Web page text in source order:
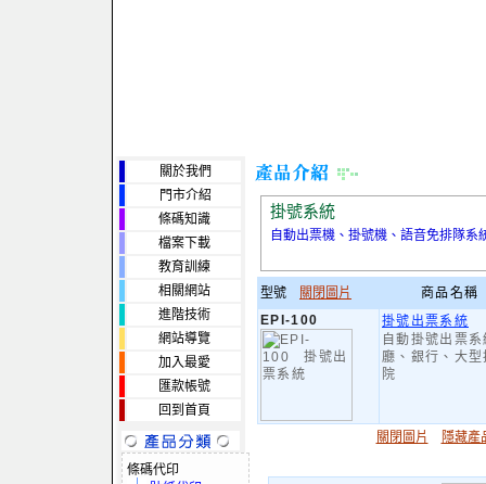
關於我們
門市介紹
條碼知識
檔案下載
教育訓練
相關網站
進階技術
網站導覽
加入最愛
匯款帳號
回到首頁
條碼代印
掛號系統
自動出票機、掛號機、語音免排隊系
型號 關閉圖片
商品名稱
EPI-100
掛號出票系統
自動掛號出票
廳、銀行、大
院
關閉圖片 隱藏產